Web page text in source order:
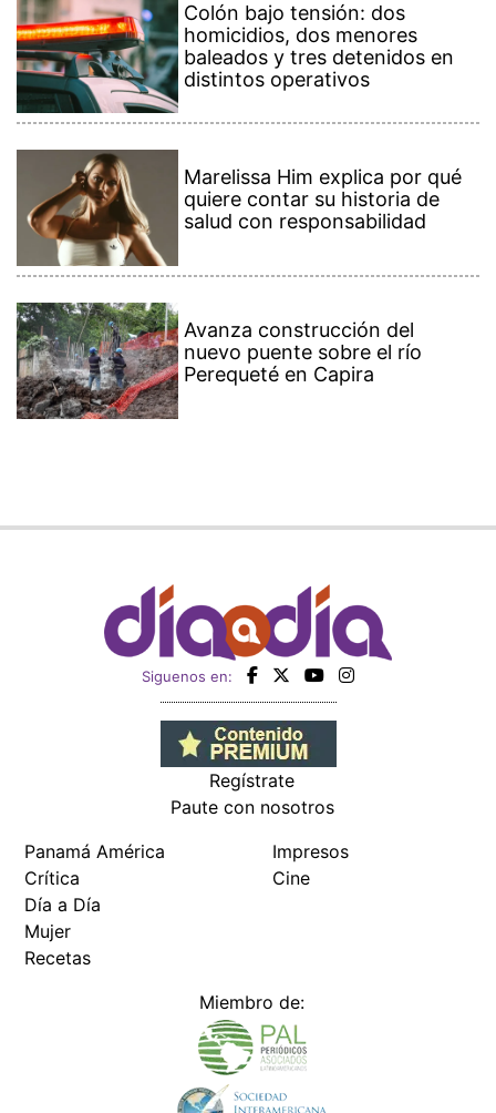
Colón bajo tensión: dos
homicidios, dos menores
baleados y tres detenidos en
distintos operativos
Marelissa Him explica por qué
quiere contar su historia de
salud con responsabilidad
Avanza construcción del
nuevo puente sobre el río
Perequeté en Capira
Siguenos en:
Regístrate
Paute con nosotros
Panamá América
Crítica
Día a Día
Mujer
Recetas
Impresos
Cine
Miembro de: